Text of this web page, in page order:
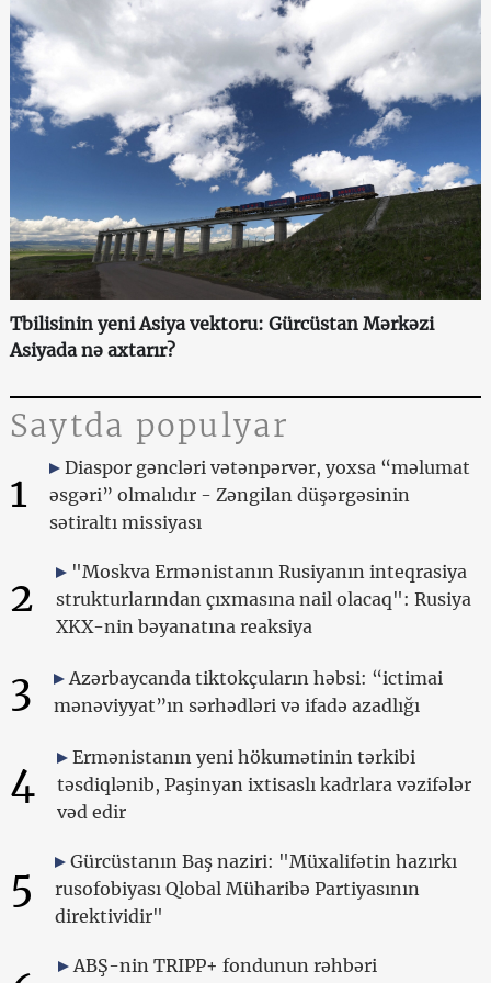
Tbilisinin yeni Asiya vektoru: Gürcüstan Mərkəzi
Asiyada nə axtarır?
Saytda populyar
1
Diaspor gəncləri vətənpərvər, yoxsa “məlumat
əsgəri” olmalıdır - Zəngilan düşərgəsinin
sətiraltı missiyası
2
"Moskva Ermənistanın Rusiyanın inteqrasiya
strukturlarından çıxmasına nail olacaq": Rusiya
XKX-nin bəyanatına reaksiya
3
Azərbaycanda tiktokçuların həbsi: “ictimai
mənəviyyat”ın sərhədləri və ifadə azadlığı
4
Ermənistanın yeni hökumətinin tərkibi
təsdiqlənib, Paşinyan ixtisaslı kadrlara vəzifələr
vəd edir
5
Gürcüstanın Baş naziri: "Müxalifətin hazırkı
rusofobiyası Qlobal Müharibə Partiyasının
direktividir"
ABŞ-nin TRIPP+ fondunun rəhbəri